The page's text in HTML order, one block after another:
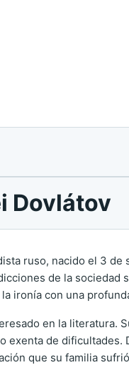
Dovlátov
ruso, nacido el 3 de
de la
ironía con una
en la literatura.
exenta de
que su familia